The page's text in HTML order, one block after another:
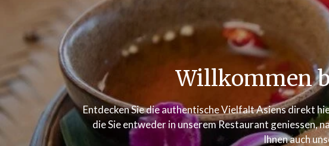
Willkommen
Entdecken Sie die authentische Vielfalt Asiens direkt
die Sie entweder in unserem Restaurant geniessen,
Ihnen auch